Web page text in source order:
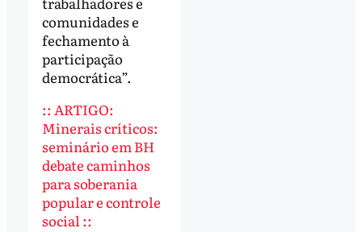
comunidades e
fechamento à
participação
democrática”.
:: ARTIGO:
Minerais críticos:
seminário em BH
debate caminhos
para soberania
popular e controle
social ::